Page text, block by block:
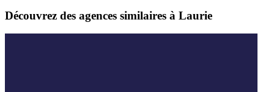
Découvrez des agences similaires à Laurie